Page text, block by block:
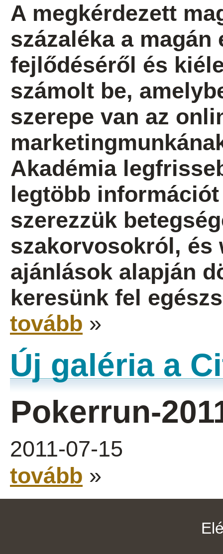
A megkérdezett
százaléka a
fejlődéséről és
számolt be,
szerepe van az
Akadémia
legtöbb
szerezzük
szakorvosokról, és
ajánlások alapján
keresünk fel
tovább »
Új galéria a
Pokerrun-
2011-07-15
tovább »